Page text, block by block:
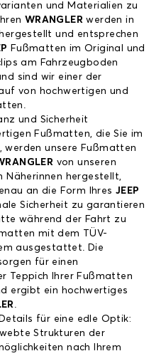
und Materialien zu
WRANGLERwerden in
und entsprechen
Fußmatten im Original und
am Fahrzeugboden
sind wir einer der
von hochwertigen und
und Sicherheit
Fußmatten, die Sie im
werden unsere Fußmatten
von unseren
Näherinnen hergestellt,
an die Form Ihres JEEP
Sicherheit zu garantieren
während der Fahrt zu
mit dem TÜV-
ausgestattet. Die
für einen
Teppich Ihrer Fußmatten
ergibt ein hochwertiges
.
für eine edle Optik:
Strukturen der
nach Ihrem